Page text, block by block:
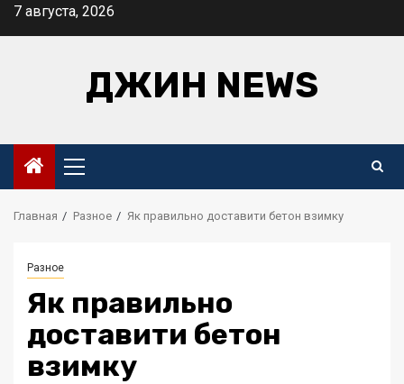
Перейти
7 августа, 2026
ДЖИН NEWS
Основное
меню
Главная Разное Як правильно доставити бетон взимку
Разное
Як правильно
доставити бетон
взимку